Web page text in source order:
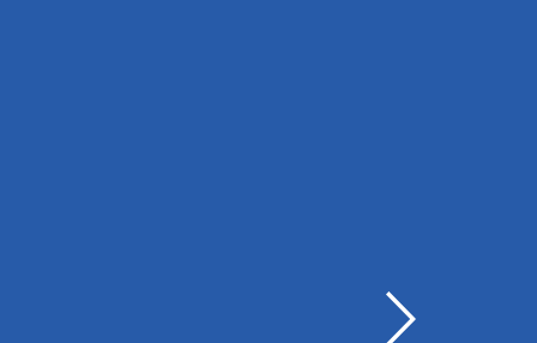
Balcony shower